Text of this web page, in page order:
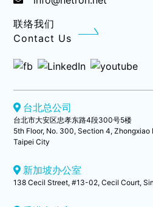
联络我们
Contact Us
台北总公司
台北市大安区忠孝东路4段300号5楼
5th Floor, No. 300, Section 4, Zhongxiao
Taipei City
新加坡办公室
138 Cecil Street, #13-02, Cecil Court,